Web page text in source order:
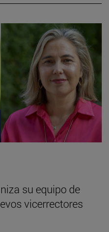
su equipo de
vicerrectores